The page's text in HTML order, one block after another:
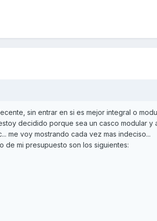
sin entrar en si es mejor integral o
decidido porque sea un casco modular y
me voy mostrando cada vez mas indeciso...
de mi presupuesto son los siguientes: